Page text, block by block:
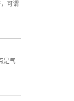
可谓
是气